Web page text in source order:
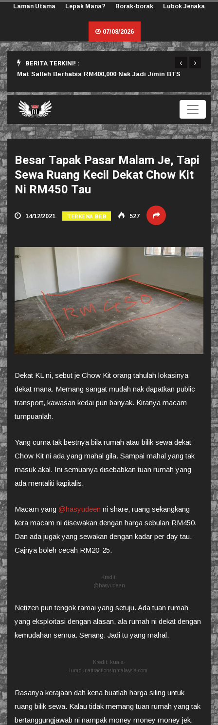
Laman Utama Lepak Mana? Borak-borak Lubok Jenaka
07/08/2026
BERITA TERKINI! :
Mat Salleh Berhabis RM400,000 Nak Jadi Jimin BTS
‹ ›
Besar Tapak Pasar Malam Je, Tapi
Sewa Ruang Kecil Dekat Chow Kit
Ni RM450 Tau
14/12/2021 TERKENA BEB 527
Dekat KL ni, sebut je Chow Kit orang tahulah lokasinya
dekat mana. Memang sangat mudah nak dapatkan public
transport, kawasan kedai pun banyak. Kiranya macam
tumpuanlah.
Yang cuma tak bestnya bila rumah atau bilik sewa dekat
Chow Kit ni ada yang mahal gila. Sampai mahal yang tak
masuk akal. Ini semuanya disebabkan tuan rumah yang
ada mentaliti kapitalis.
Macam yang @hasyudeen ni share, ruang sekangkang
kera macam ni disewakan dengan harga sebulan RM450.
Dan ada jugak yang sewakan dengan kadar per day tau.
Cajnya boleh cecah RM20-25.
Kredit:
@hasyudeen
Netizen pun tengok ramai yang setuju. Ada tuan rumah
yang eksploitasi dengan alasan, ala rumah ni dekat dengan
kemudahan semua. Senang. Jadi tu yang mahal.
Kredit: kuala-
lumpur.attractionsinmalaysia.com
Rasanya kerajaan dah kena buatlah harga siling untuk
ruang bilik sewa. Kalau tidak memang tuan rumah yang tak
bertanggungjawab ni nampak money money money jek.